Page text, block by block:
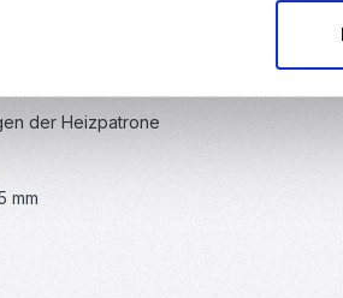
der Heizpatrone
mm